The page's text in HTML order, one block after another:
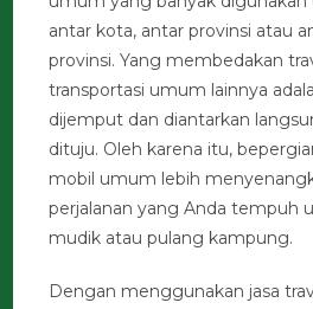
antar kota, antar provinsi atau
provinsi. Yang membedakan
transportasi umum lainnya
dijemput dan diantarkan
dituju. Oleh karena itu,
mobil umum lebih
perjalanan yang Anda tempuh
mudik atau pulang kampung.
Dengan menggunakan jasa